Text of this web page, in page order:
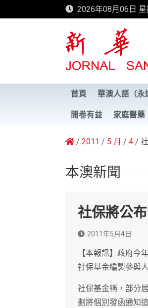
to
2026年08月06日 星
新華澳報
首頁 華澳人語（永
開卷有益 家庭醫藥
2011 5 月 4
本澳新聞
社保將公
2011年5月4日
【本報訊】政府今
社保基金編製參與
社保基金稱，部分
劃將個別發函通知